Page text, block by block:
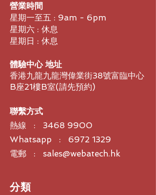
營業時間
星期一至五 : 9am - 6pm
星期六 : 休息
星期日 : 休息
體驗中心 地址
香港九龍九龍灣偉業街38號富臨中心
B座21樓B室​(請先預約)
聯繫方式
熱線 : 3468 9900
Whatsapp : 6972 1329
電郵 : sales@webatech.hk
​分類